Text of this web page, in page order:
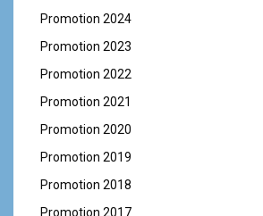
Promotion 2024
Promotion 2023
Promotion 2022
Promotion 2021
Promotion 2020
Promotion 2019
Promotion 2018
Promotion 2017